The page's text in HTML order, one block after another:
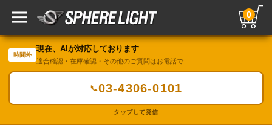
0
時間外
現在、AIが対応しております
適合確認・在庫確認・その他のご質問はお電話で
📞03-4306-0101
タップして発信